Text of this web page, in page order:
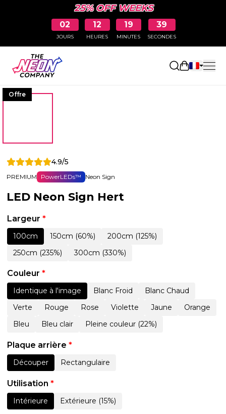
25% OFF WEEKS
02
JOURS
12
HEURES
19
MINUTES
39
SECONDES
Ouvrir le
Offre
4.9/5
PREMIUM PowerLEDs™ Neon Sign
LED Neon Sign Hert
Largeur *
100cm 150cm (60%)
200cm (125%)
250cm (235%)
300cm (330%)
Couleur *
Identique à l'image Blanc Froid
Blanc Chaud
Verte
Rouge Rose Violette Jaune
Orange
Bleu
Bleu clair Pleine couleur (22%)
Plaque arrière *
Découper Rectangulaire
Utilisation *
Intérieure Extérieure (15%)